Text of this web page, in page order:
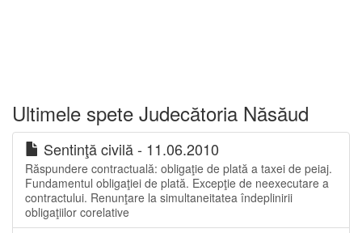
Ultimele spete Judecătoria Năsăud
Sentinţă civilă - 11.06.2010
Răspundere contractuală: obligaţie de plată a taxei de peiaj.
Fundamentul obligaţiei de plată. Excepţie de neexecutare a
contractului. Renunţare la simultaneitatea îndeplinirii
obligaţiilor corelative